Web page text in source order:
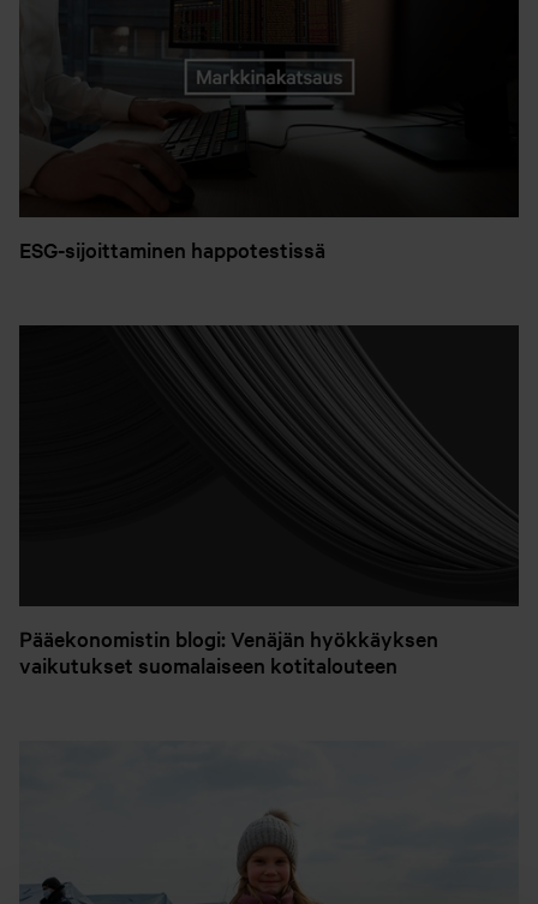
ESG-sijoittaminen happotestissä
Pääekonomistin blogi: Venäjän hyökkäyksen
vaikutukset suomalaiseen kotitalouteen